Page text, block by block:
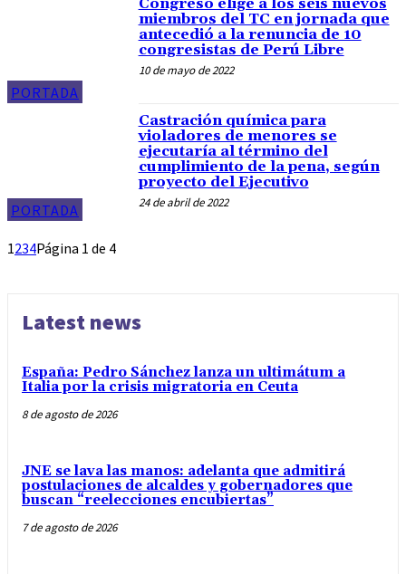
PORTADA
miembros del TC en jornada que
antecedió a la renuncia de 10
congresistas de Perú Libre
10 de mayo de 2022
PORTADA
Castración química para
violadores de menores se
ejecutaría al término del
cumplimiento de la pena, según
proyecto del Ejecutivo
24 de abril de 2022
1234Página 1 de 4
Latest news
España: Pedro Sánchez lanza un ultimátum a
Italia por la crisis migratoria en Ceuta
8 de agosto de 2026
JNE se lava las manos: adelanta que admitirá
postulaciones de alcaldes y gobernadores que
buscan “reelecciones encubiertas”
7 de agosto de 2026